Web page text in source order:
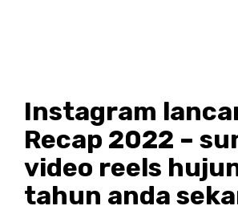
Instagram
Recap 2022 –
video reels
tahun anda